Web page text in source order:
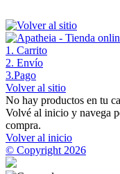
1 . Carrito
2. Envío
3.Pago
Volver al sitio
No hay productos en tu
Volvé al inicio y navega
compra.
Volver al inicio
© Copyright 2026